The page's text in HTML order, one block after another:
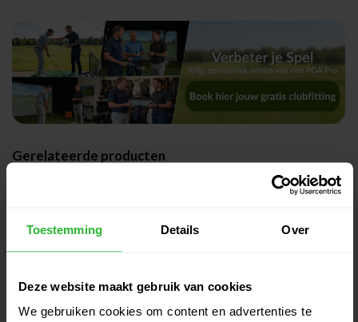
Toestemming Details Over
Deze website maakt gebruik van cookies
We gebruiken cookies om content en advertenties te
Gerelateerde producten
Niet op voorraad